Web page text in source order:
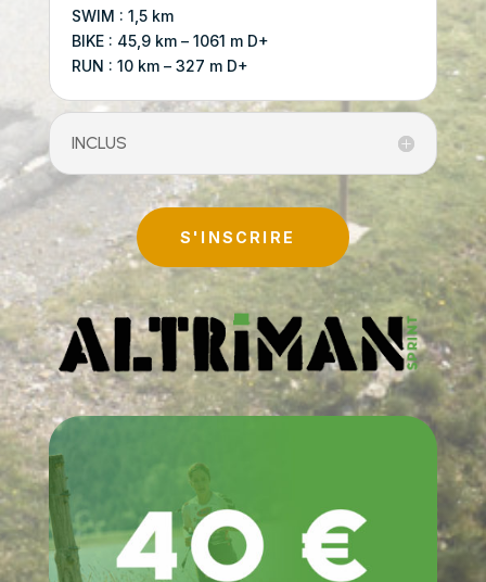
SWIM : 1,5 km
BIKE : 45,9 km – 1061 m D+
RUN : 10 km – 327 m D+
INCLUS
S'INSCRIRE